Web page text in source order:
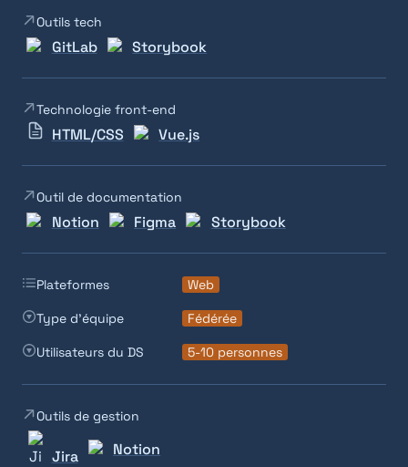
Outils tech
GitLab Storybook
Technologie front-end
HTML/CSS Vue.js
Outil de documentation
Notion Figma Storybook
Plateformes Web
Type d'équipe Fédérée
Utilisateurs du DS 5-10 personnes
Outils de gestion
Jira Notion